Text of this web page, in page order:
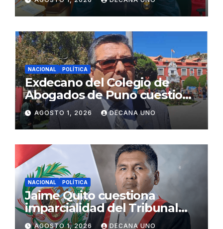
Fujimori
NACIONAL POLÍTICA
Exdecano del Colegio de
Abogados de Puno cuestiona
propuestas sobre seguridad
ciudadana
AGOSTO 1, 2026 DECANA UNO
NACIONAL POLÍTICA
Jaime Quito cuestiona
imparcialidad del Tribunal
Constitucional tras liberación
AGOSTO 1, 2026 DECANA UNO